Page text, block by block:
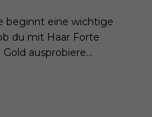
beginnt eine wichtige
du mit Haar Forte
ausprobiere...